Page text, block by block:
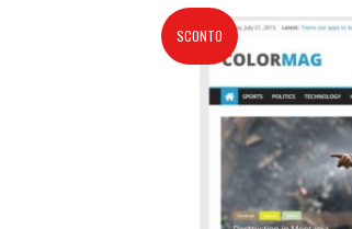
SCONTO